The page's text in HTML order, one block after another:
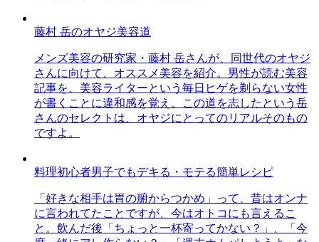
藤村 岳のオヤジ美容道
メンズ美容の研究家・藤村 岳さんが、同世代のオヤジ
さんに向けて、オススメ美容を紹介。男性が読む美容
記事を、美容ライターという毎日ヒゲを剃らない女性
が書くことに違和感を覚え、この道を志したという岳
さんのセレクトは、オヤジにとってのリアルそのもの
ですよ。
料理初心者男子でもデキる・モテる簡単レシピ
「好きな相手は胃の腑からつかめ」って、昔はオンナ
に言われてたことですが、今はオトコにも言えるこ
と。飲んだ後「ちょっと一杯寄ってかない？」、「今